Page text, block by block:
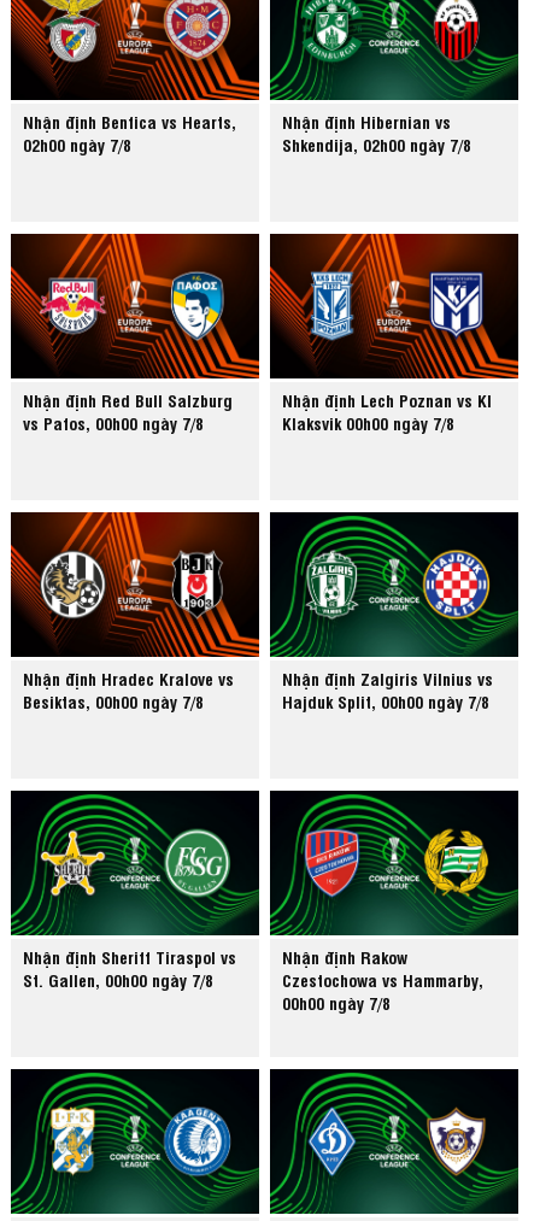
Nhận định Benfica vs Hearts,
02h00 ngày 7/8
Nhận định Hibernian vs
Shkendija, 02h00 ngày 7/8
Nhận định Red Bull Salzburg
vs Pafos, 00h00 ngày 7/8
Nhận định Lech Poznan vs KI
Klaksvik 00h00 ngày 7/8
Nhận định Hradec Kralove vs
Besiktas, 00h00 ngày 7/8
Nhận định Zalgiris Vilnius vs
Hajduk Split, 00h00 ngày 7/8
Nhận định Sheriff Tiraspol vs
St. Gallen, 00h00 ngày 7/8
Nhận định Rakow
Czestochowa vs Hammarby,
00h00 ngày 7/8